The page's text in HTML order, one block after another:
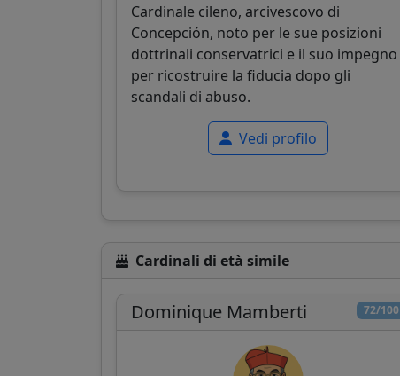
Cardinale cileno, arcivescovo di
Concepción, noto per le sue posizioni
dottrinali conservatrici e il suo impegno
per ricostruire la fiducia dopo gli
scandali di abuso.
Vedi profilo
Cardinali di età simile
72/100
Dominique Mamberti